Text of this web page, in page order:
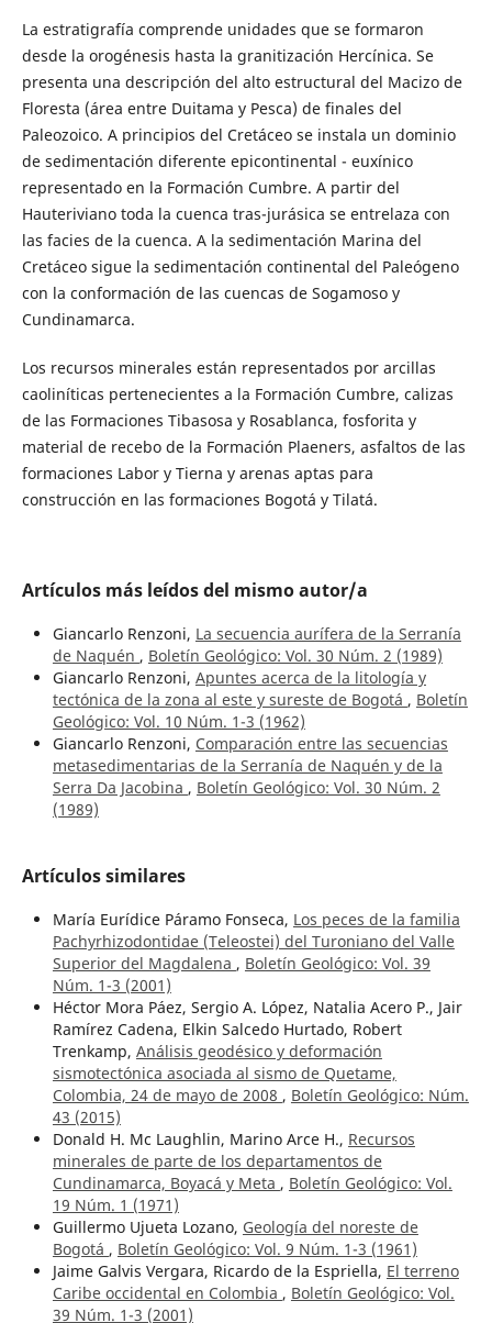
La estratigrafía comprende unidades que se formaron
desde la orogénesis hasta la granitización Hercínica. Se
presenta una descripción del alto estructural del Macizo de
Floresta (área entre Duitama y Pesca) de finales del
Paleozoico. A principios del Cretáceo se instala un dominio
de sedimentación diferente epicontinental - euxínico
representado en la Formación Cumbre. A partir del
Hauteriviano toda la cuenca tras-jurásica se entrelaza con
las facies de la cuenca. A la sedimentación Marina del
Cretáceo sigue la sedimentación continental del Paleógeno
con la conformación de las cuencas de Sogamoso y
Cundinamarca.
Los recursos minerales están representados por arcillas
caoliníticas pertenecientes a la Formación Cumbre, calizas
de las Formaciones Tibasosa y Rosablanca, fosforita y
material de recebo de la Formación Plaeners, asfaltos de las
formaciones Labor y Tierna y arenas aptas para
construcción en las formaciones Bogotá y Tilatá.
Artículos más leídos del mismo autor/a
Giancarlo Renzoni, La secuencia aurífera de la Serranía
de Naquén , Boletín Geológico: Vol. 30 Núm. 2 (1989)
Giancarlo Renzoni, Apuntes acerca de la litología y
tectónica de la zona al este y sureste de Bogotá , Boletín
Geológico: Vol. 10 Núm. 1-3 (1962)
Giancarlo Renzoni, Comparación entre las secuencias
metasedimentarias de la Serranía de Naquén y de la
Serra Da Jacobina , Boletín Geológico: Vol. 30 Núm. 2
(1989)
Artículos similares
María Eurídice Páramo Fonseca, Los peces de la familia
Pachyrhizodontidae (Teleostei) del Turoniano del Valle
Superior del Magdalena , Boletín Geológico: Vol. 39
Núm. 1-3 (2001)
Héctor Mora Páez, Sergio A. López, Natalia Acero P., Jair
Ramírez Cadena, Elkin Salcedo Hurtado, Robert
Trenkamp, Análisis geodésico y deformación
sismotectónica asociada al sismo de Quetame,
Colombia, 24 de mayo de 2008 , Boletín Geológico: Núm.
43 (2015)
Donald H. Mc Laughlin, Marino Arce H., Recursos
minerales de parte de los departamentos de
Cundinamarca, Boyacá y Meta , Boletín Geológico: Vol.
19 Núm. 1 (1971)
Guillermo Ujueta Lozano, Geología del noreste de
Bogotá , Boletín Geológico: Vol. 9 Núm. 1-3 (1961)
Jaime Galvis Vergara, Ricardo de la Espriella, El terreno
Caribe occidental en Colombia , Boletín Geológico: Vol.
39 Núm. 1-3 (2001)